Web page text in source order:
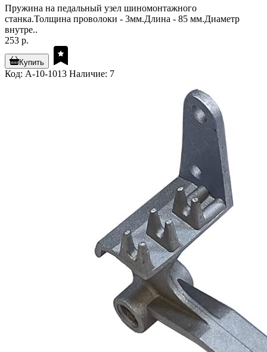
Пружина на педальный узел шиномонтажного
станка.Толщина проволоки - 3мм.Длина - 85 мм.Диаметр
внутре..
253 р.
Купить
Код: А-10-1013 Наличие: 7